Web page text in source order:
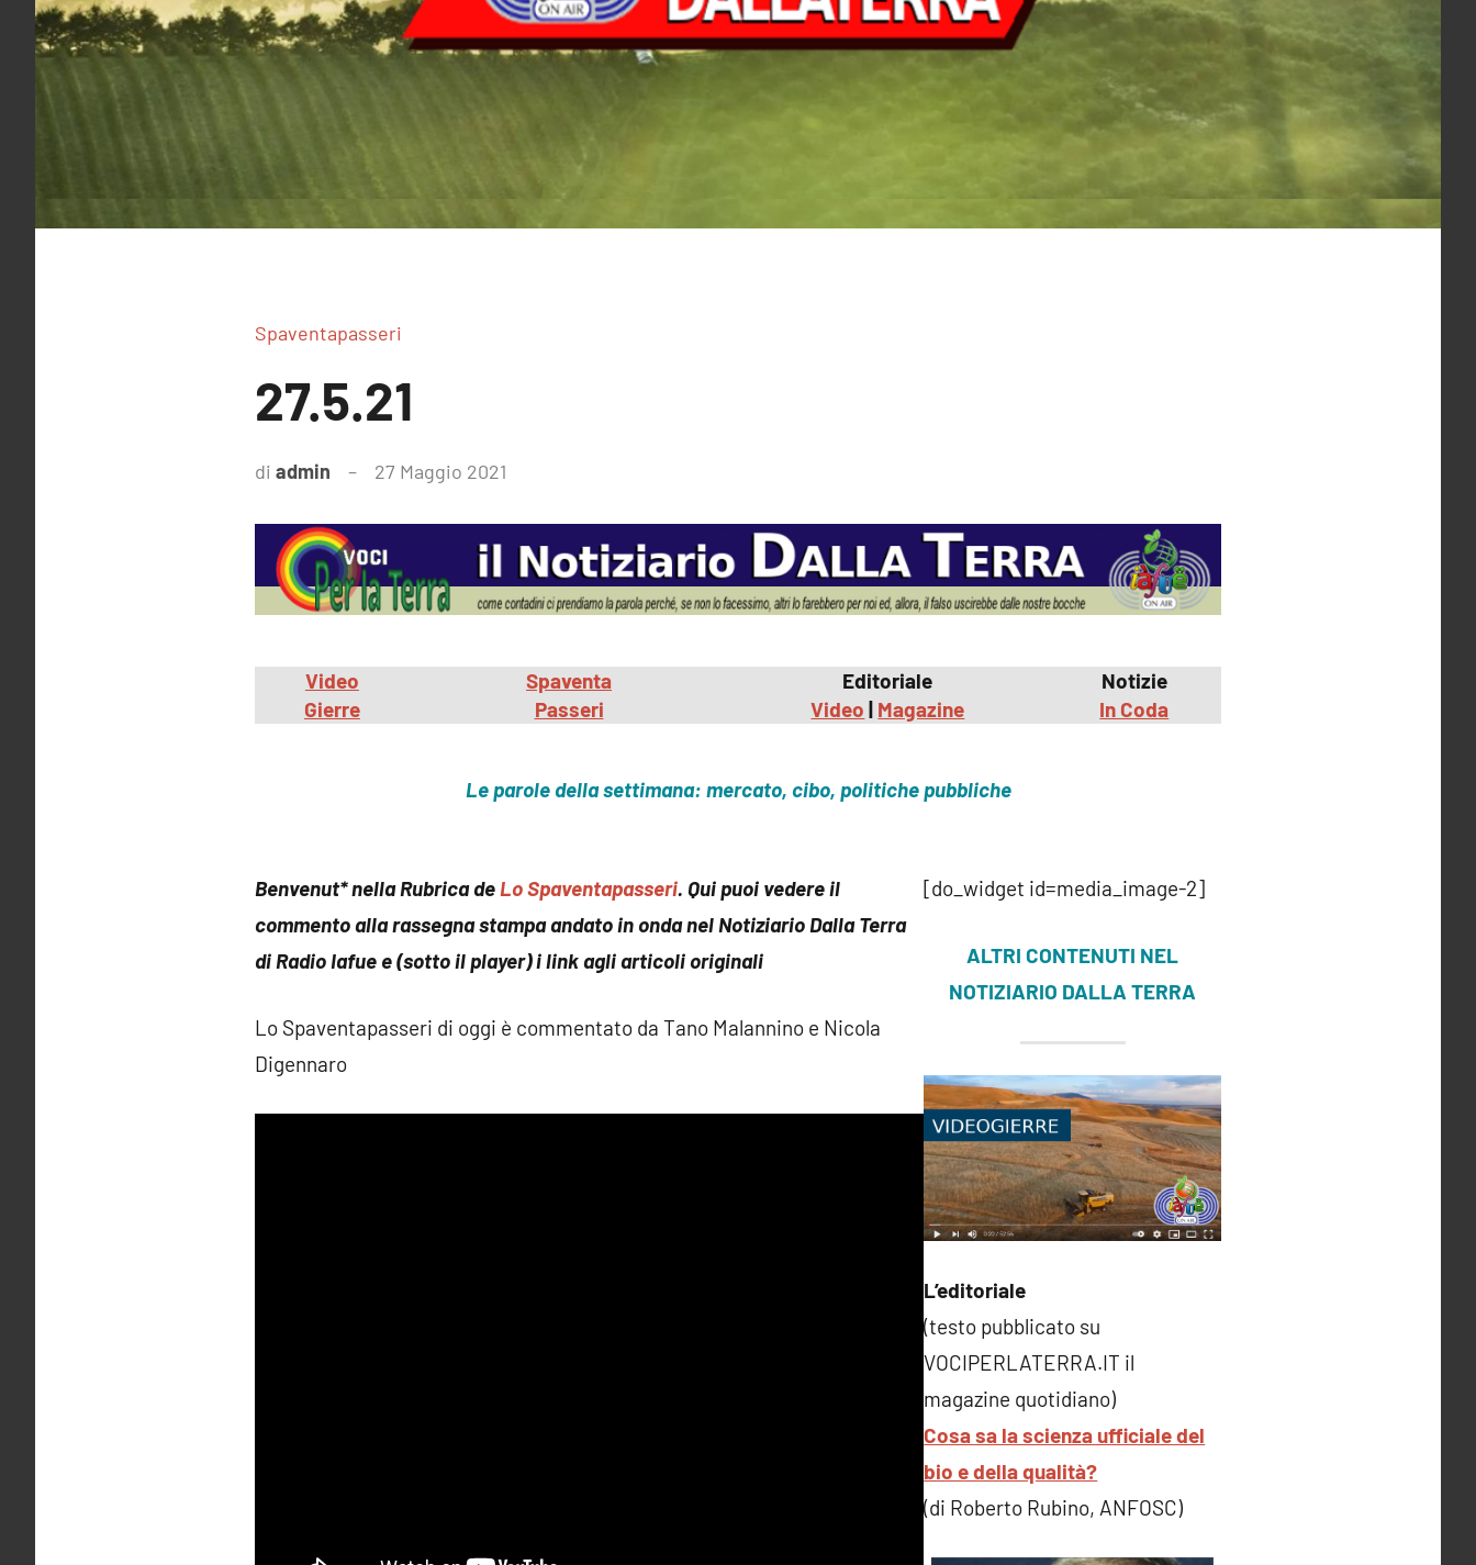
Spaventapasseri
27.5.21
di admin 27 Maggio 2021
Video
Gierre
Spaventa
Passeri
Editoriale
Video | Magazine
Notizie
In Coda
Le parole della settimana: mercato, cibo, politiche pubbliche
Benvenut* nella Rubrica de Lo Spaventapasseri. Qui puoi vedere il
commento alla rassegna stampa andato in onda nel Notiziario Dalla Terra
di Radio Iafue e (sotto il player) i link agli articoli originali
Lo Spaventapasseri di oggi è commentato da Tano Malannino e Nicola
Digennaro
[do_widget id=media_image-2]
ALTRI CONTENUTI NEL
NOTIZIARIO DALLA TERRA
L’editoriale
(testo pubblicato su
VOCIPERLATERRA.IT il
magazine quotidiano)
Cosa sa la scienza ufficiale del
bio e della qualità?
(di Roberto Rubino, ANFOSC)